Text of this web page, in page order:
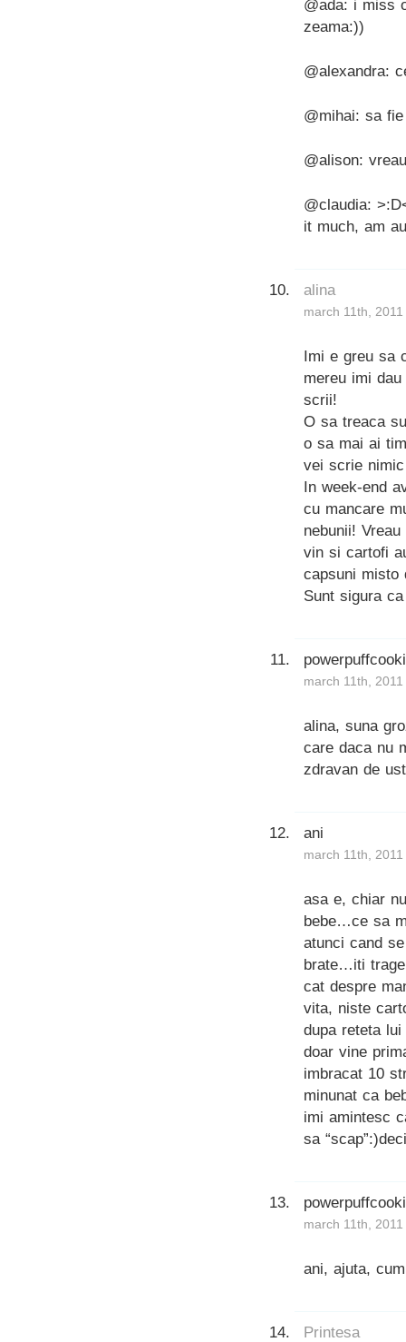
@ada: i miss
zeama:))
@alexandra:
@mihai: sa
@alison:
@claudia:
it much, am
alina
march 11th,
Imi e greu sa
mereu imi
scrii!
O sa treaca
o sa mai ai
vei scrie
In week-end
cu mancare
nebunii!
vin si cartofi
capsuni
Sunt sigura
march 11th,
alina, suna
care daca nu
zdravan de
ani
march 11th,
asa e, chiar
bebe…ce sa
atunci cand
brate…iti
cat despre
vita, niste
dupa reteta
doar vine
imbracat 10
minunat ca
imi amintesc
sa
march 11th,
ani, ajuta,
Printesa